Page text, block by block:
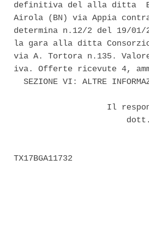
definitiva del alla ditta
Airola (BN) via Appia
determina n.12/2 del 19/
la gara alla ditta
via A. Tortora n.135.
iva. Offerte ricevute 4,
SEZIONE VI: ALTRE
Il